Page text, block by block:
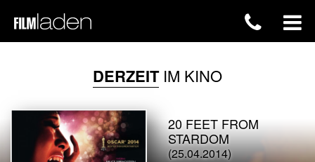
DERZEITIM KINO
20 FEET FROM
STARDOM
(25.04.2014)